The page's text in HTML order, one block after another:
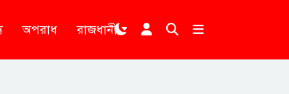
অপরাধ রাজধানী